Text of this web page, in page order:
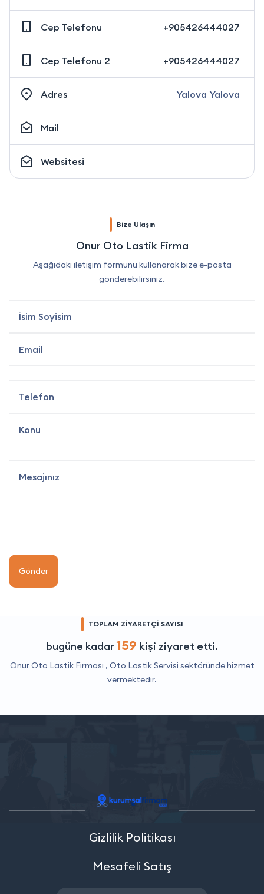
Cep Telefonu +905426444027
Cep Telefonu 2 +905426444027
Adres Yalova Yalova
Mail
Websitesi
Bize Ulaşın
Onur Oto Lastik Firma
Aşağıdaki iletişim formunu kullanarak bize e-posta
gönderebilirsiniz.
Gönder
TOPLAM ZİYARETÇİ SAYISI
bugüne kadar 159 kişi ziyaret etti.
Onur Oto Lastik Firması , Oto Lastik Servisi sektöründe hizmet
vermektedir.
Gizlilik Politikası
Mesafeli Satış